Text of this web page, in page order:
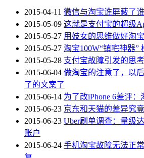
2015-04-11 微信与淘宝谁屏蔽了
2015-05-09 这就是支付宝的超级
2015-05-27 用妓女的思维做好淘宝
2015-05-27 淘宝100W“镇宅神器”
2015-05-28 支付宝故障引发的思
2015-06-04 做淘宝的注意了，以
了的文案了
2015-06-14 为了改iPhone 6差评
2015-06-23 京东和天猫的差异究
2015-06-23 Uber刷单调查：量级
账户
2015-06-24 手机淘宝故障无法正